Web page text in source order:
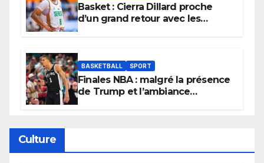
Basket : Cierra Dillard proche
d’un grand retour avec les
BASKETBALL SPORT
Finales NBA : malgré la présence
de Trump et l’ambiance
Culture